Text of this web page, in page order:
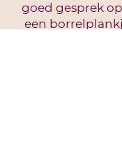
goed gesprek
een